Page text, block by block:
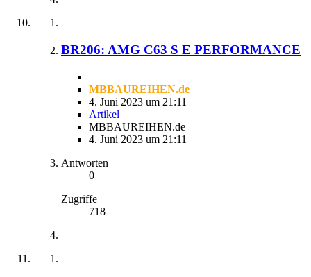
BR206: AMG C63 S E PERFORMANCE
MBBAUREIHEN.de
4. Juni 2023 um 21:11
Artikel
MBBAUREIHEN.de
4. Juni 2023 um 21:11
Antworten
0
Zugriffe
718